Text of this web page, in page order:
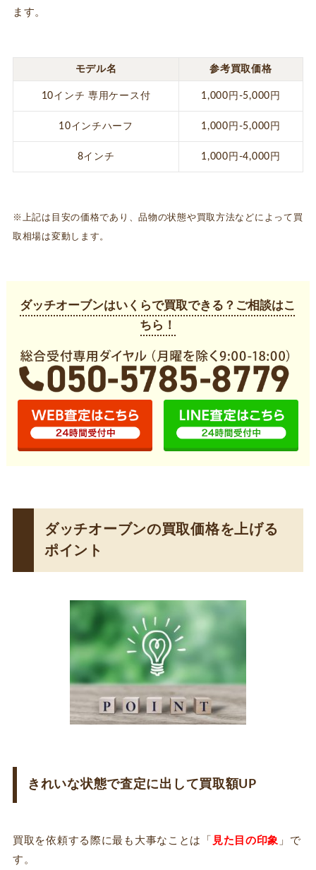
ます。
モデル名 参考買取価格
10インチ 専用ケース付 1,000円-5,000円
10インチハーフ 1,000円-5,000円
8インチ 1,000円-4,000円
※上記は目安の価格であり、品物の状態や買取方法などによって買
取相場は変動します。
ダッチオーブンはいくらで買取できる？ご相談はこ
ちら！
ダッチオーブンの買取価格を上げる
ポイント
きれいな状態で査定に出して買取額UP
買取を依頼する際に最も大事なことは「 見た目の印象 」で
す。